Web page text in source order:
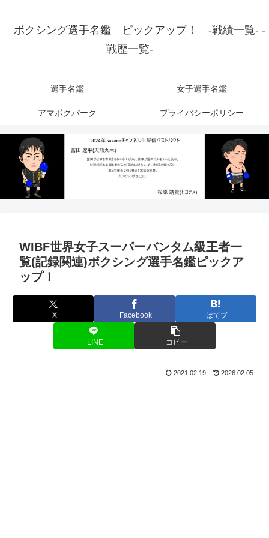
ボクシング選手名鑑 ピックアップ！ -戦績一覧- -
戦歴一覧-
選手名鑑 女子選手名鑑
アマボクパーク プライバシーポリシー
WIBF世界女子スーパーバンタム級王者一
覧(記録関連)ボクシング選手名鑑ピックア
ップ！
X Facebook はてブ
LINE コピー
2021.02.19 2026.02.05